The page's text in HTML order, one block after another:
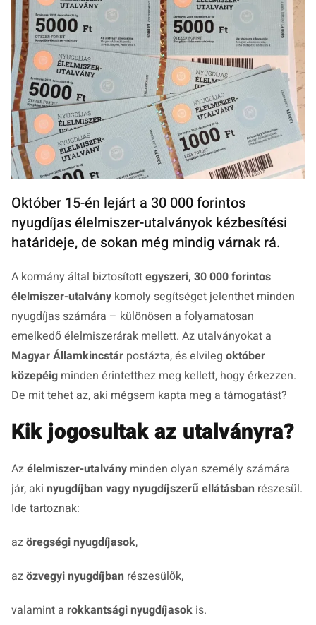
Október 15-én lejárt a 30 000 forintos
nyugdíjas élelmiszer-utalványok kézbesítési
határideje, de sokan még mindig várnak rá.
A kormány által biztosítottegyszeri, 30 000 forintos
élelmiszer-utalvány komoly segítséget jelenthet minden
nyugdíjas számára – különösen a folyamatosan
emelkedő élelmiszerárak mellett. Az utalványokat a
Magyar Államkincstár postázta, és elvileg október
közepéig minden érintetthez meg kellett, hogy érkezzen.
De mit tehet az, aki mégsem kapta meg a támogatást?
Kik jogosultak az utalványra?
Azélelmiszer-utalvány minden olyan személy számára
jár, aki nyugdíjban vagy nyugdíjszerű ellátásban részesül.
Ide tartoznak:
azöregségi nyugdíjasok,
azözvegyi nyugdíjban részesülők,
valamint a rokkantsági nyugdíjasok is.